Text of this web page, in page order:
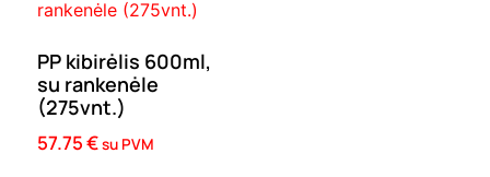
PP kibirėlis 600ml,
su rankenėle
(275vnt.)
57.75€su PVM